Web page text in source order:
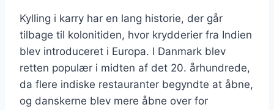
Kylling i karry har en lang historie, der går
tilbage til kolonitiden, hvor krydderier fra Indien
blev introduceret i Europa. I Danmark blev
retten populær i midten af det 20. århundrede,
da flere indiske restauranter begyndte at åbne,
og danskerne blev mere åbne over for